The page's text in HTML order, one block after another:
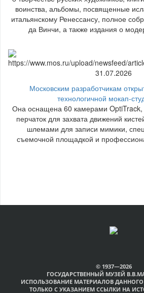
воинства, альбомы, посвященные
итальянскому Ренессансу, полное
да Винчи, а также издания о
31.07.2026
Московским разработчикам
технологичной мокап-
Она оснащена 60 камерами
перчаток для захвата движений
шлемами для записи мимики,
съемочной площадкой и
© 1937—2026
ГОСУДАРСТВЕННЫЙ МУЗЕЙ
ИСПОЛЬЗОВАНИЕ МАТЕРИАЛОВ ДАННОГО
ТОЛЬКО С УКАЗАНИЕМ ССЫЛКИ НА